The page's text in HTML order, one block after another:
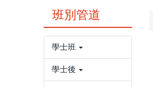
班別管道
學士班
學士後